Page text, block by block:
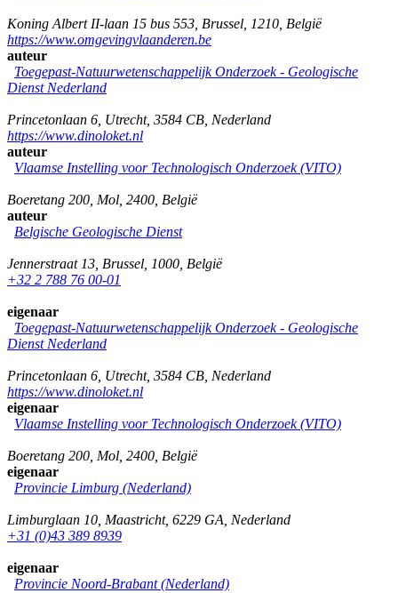
Koning Albert II-laan 15 bus 553 Brussel 1210 België
https://www.omgevingvlaanderen.be
auteur
Toegepast-Natuurwetenschappelijk Onderzoek - Geologische
Dienst Nederland
Princetonlaan 6 Utrecht, 3584 CB Nederland
https://www.dinoloket.nl
auteur
Vlaamse Instelling voor Technologisch Onderzoek (VITO)
Boeretang 200 Mol 2400 België
auteur
Belgische Geologische Dienst
Jennerstraat 13 Brussel 1000 België
+32 2 788 76 00-01
eigenaar
Toegepast-Natuurwetenschappelijk Onderzoek - Geologische
Dienst Nederland
Princetonlaan 6 Utrecht, 3584 CB Nederland
https://www.dinoloket.nl
eigenaar
Vlaamse Instelling voor Technologisch Onderzoek (VITO)
Boeretang 200 Mol 2400 België
eigenaar
Provincie Limburg (Nederland)
Limburglaan 10 Maastricht, 6229 GA Nederland
+31 (0)43 389 8939
eigenaar
Provincie Noord-Brabant (Nederland)